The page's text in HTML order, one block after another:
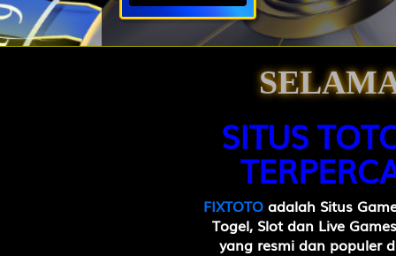
29-05-2025
11
Raja -
Samiaji
Wanita
Bubuk -
13
Ahli
Abiyasa
14
Orang
Destarata
SITUS
FIXTOTO adalah Situs
Togel, Slot dan Live
yang resmi dan populer